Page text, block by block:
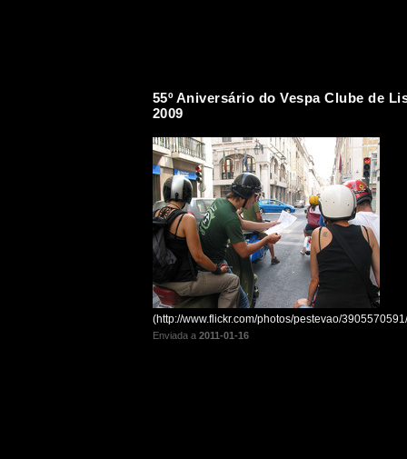
55º Aniversário do Vespa Clube de
2009
(http://www.flickr.com/photos/pestevao/
Enviada a 2011-01-16